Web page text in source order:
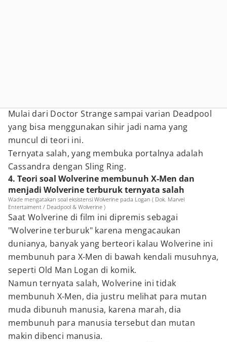
Mulai dari Doctor Strange sampai varian Deadpool
yang bisa menggunakan sihir jadi nama yang
muncul di teori ini.
Ternyata salah, yang membuka portalnya adalah
Cassandra dengan Sling Ring.
4. Teori soal Wolverine membunuh X-Men dan
menjadi Wolverine terburuk ternyata salah
Wade mengatakan soal eksistensi Wolverine pada Logan ( Dok. Marvel
Entertaiment / Deadpool & Wolverine )
Saat Wolverine di film ini dipremis sebagai
"Wolverine terburuk" karena mengacaukan
dunianya, banyak yang berteori kalau Wolverine ini
membunuh para X-Men di bawah kendali musuhnya,
seperti Old Man Logan di komik.
Namun ternyata salah, Wolverine ini tidak
membunuh X-Men, dia justru melihat para mutan
muda dibunuh manusia, karena marah, dia
membunuh para manusia tersebut dan mutan
makin dibenci manusia.